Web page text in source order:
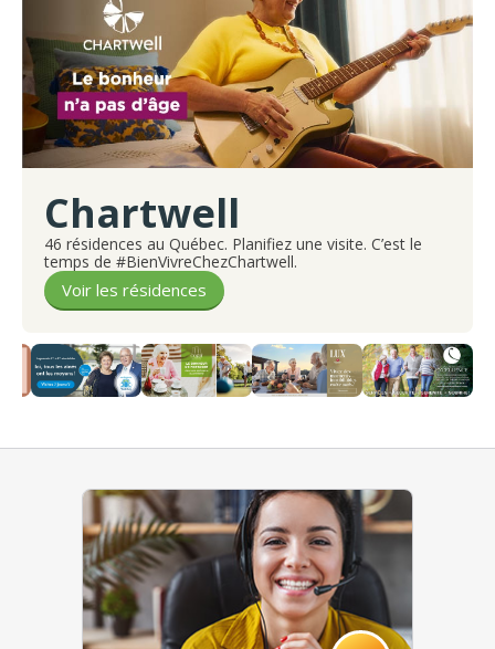
Chartwell
46 résidences au Québec. Planifiez une visite. C’est le
temps de #BienVivreChezChartwell.
Voir les résidences